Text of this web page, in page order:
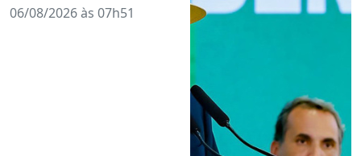
06/08/2026 às 07h51